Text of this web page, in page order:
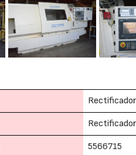
5566715